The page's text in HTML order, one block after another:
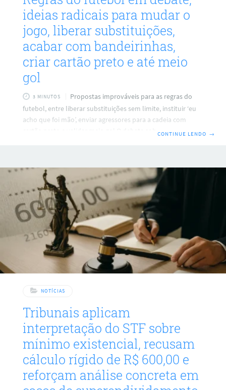
ideias radicais para mudar o
jogo, liberar substituições,
acabar com bandeirinhas,
criar cartão preto e até meio
gol
3 MINUTOS
Propostas improváveis para as regras do
futebol, entre liberar substituições sem limite, instituir ‘eu
acho que foi mão’, enviar agressores para a cadeia com
cartão preto e validar meio gol O debate sobre VAR,
futebol, segundo ele, mais simples, justo e divertido. São
sugestões que variam de liberar todas as trocas a punir
agressões com prisão,
CONTINUE LENDO →
NOTÍCIAS
Tribunais aplicam
interpretação do STF sobre
mínimo existencial, recusam
cálculo rígido de R$ 600,00 e
reforçam análise concreta em